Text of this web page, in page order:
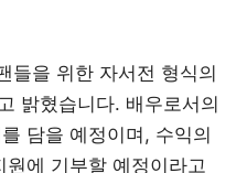
들을 위한 자서전 형식의
밝혔습니다. 배우로서의
담을 예정이며, 수익의
에 기부할 예정이라고